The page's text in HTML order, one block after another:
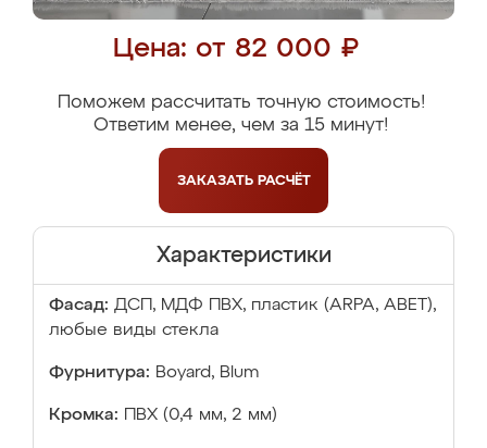
Цена: от 82 000 ₽
Поможем рассчитать точную стоимость!
Ответим менее, чем за 15 минут!
ЗАКАЗАТЬ РАСЧЁТ
Характеристики
Фасад: ДСП, МДФ ПВХ, пластик (ARPA, ABET),
любые виды стекла
Фурнитура: Boyard, Blum
Кромка: ПВХ (0,4 мм, 2 мм)